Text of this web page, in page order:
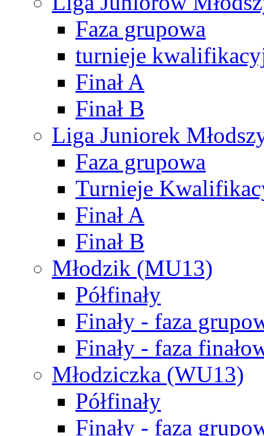
Faza grupowa
turnieje
Finał A
Finał B
Liga Juniorek
Faza grupowa
Turnieje
Finał A
Finał B
Młodzik (MU13)
Półfinały
Finały - faza
Finały - faza
Młodziczka (WU13)
Półfinały
Finały - faza